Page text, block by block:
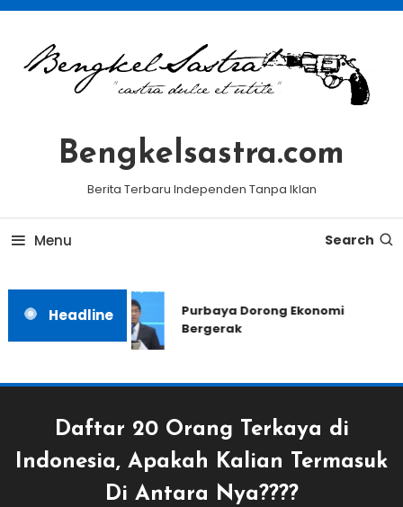
Skip
Content
Bengkelsastra.com
Berita Terbaru Independen Tanpa Iklan
Menu Search
Headline
Purbaya Dorong Ekonomi
Bergerak
Daftar 20 Orang Terkaya di
Indonesia, Apakah Kalian Termasuk
Di Antara Nya????